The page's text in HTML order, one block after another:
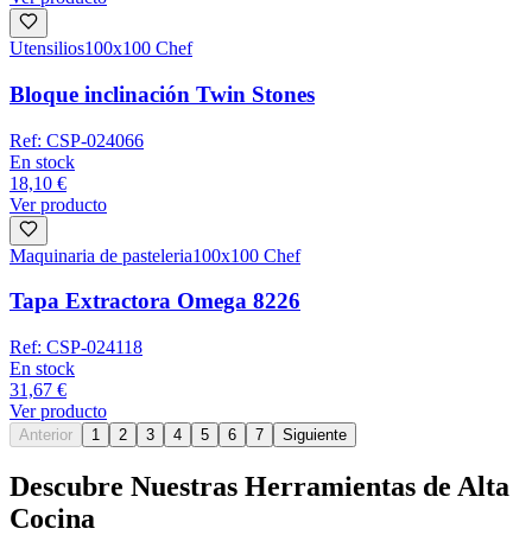
Utensilios100x100 Chef
Bloque inclinación Twin Stones
Ref: CSP-024066
En stock
18,10 €
Ver producto
Maquinaria de pasteleria100x100 Chef
Tapa Extractora Omega 8226
Ref: CSP-024118
En stock
31,67 €
Ver producto
Anterior 1 2 3 4 5 6 7 Siguiente
Descubre Nuestras Herramientas de Alta
Cocina